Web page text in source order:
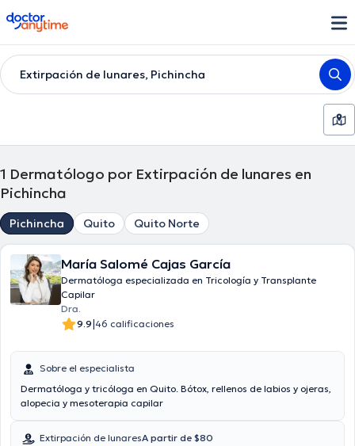
doctoranytime
Extirpación de lunares, Pichincha
1 Dermatólogo por Extirpación de lunares en
Pichincha
Pichincha Quito Quito Norte
María Salomé Cajas García
Dermatóloga especializada en Tricología y Transplante
Capilar
Dra.
9.9|46 calificaciones
Sobre el especialista
Dermatóloga y tricóloga en Quito. Bótox, rellenos de labios y ojeras,
alopecia y mesoterapia capilar
Extirpación de lunaresA partir de $80